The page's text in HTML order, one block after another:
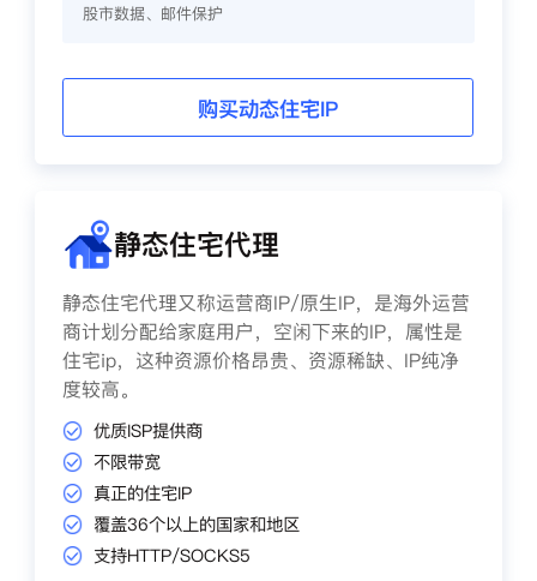
股市数据、邮件保护
购买动态住宅IP
静态住宅代理
静态住宅代理又称运营商IP/原生IP，是海外运营
商计划分配给家庭用户，空闲下来的IP，属性是
住宅ip，这种资源价格昂贵、资源稀缺、IP纯净
度较高。
优质ISP提供商
不限带宽
真正的住宅IP
覆盖36个以上的国家和地区
支持HTTP/SOCKS5